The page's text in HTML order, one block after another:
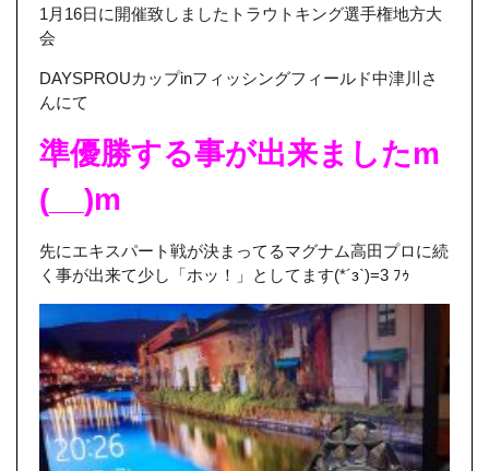
1月16日に開催致しましたトラウトキング選手権地方大
会
DAYSPROUカップinフィッシングフィールド中津川さ
んにて
準優勝する事が出来ましたm
(__)m
先にエキスパート戦が決まってるマグナム高田プロに続
く事が出来て少し「ホッ！」としてます(*´з`)=3 ﾌｩ